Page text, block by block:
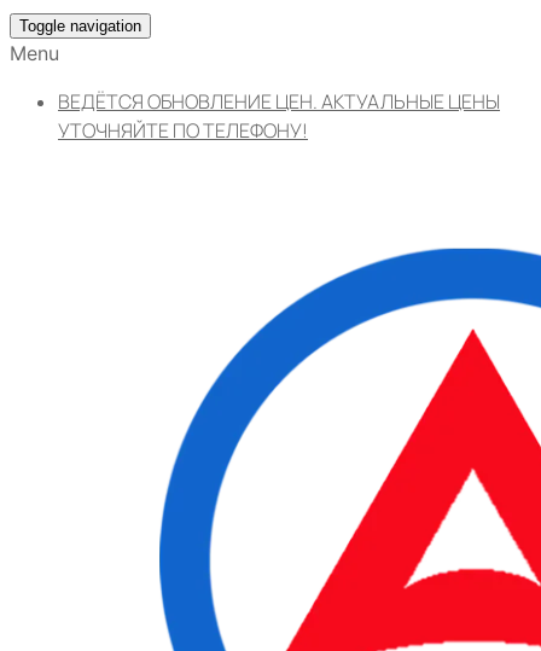
Toggle navigation
Menu
ВЕДЁТСЯ ОБНОВЛЕНИЕ ЦЕН. АКТУАЛЬНЫЕ ЦЕНЫ
УТОЧНЯЙТЕ ПО ТЕЛЕФОНУ!